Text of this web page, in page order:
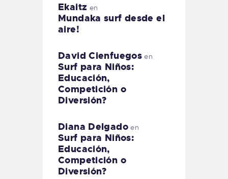
Ekaitz en
Mundaka surf desde el
aire!
David Cienfuegos en
Surf para Niños:
Educación,
Competición o
Diversión?
Diana Delgadoen
Surf para Niños:
Educación,
Competición o
Diversión?